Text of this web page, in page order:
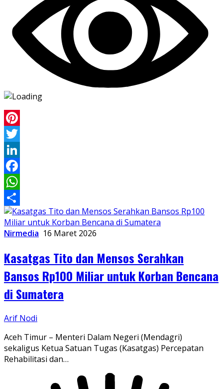
Pinterest
Twitter
LinkedIn
Facebook
WhatsApp
Share
Nirmedia 16 Maret 2026
Kasatgas Tito dan Mensos Serahkan
Bansos Rp100 Miliar untuk Korban Bencana
di Sumatera
Arif Nodi
Aceh Timur – Menteri Dalam Negeri (Mendagri)
sekaligus Ketua Satuan Tugas (Kasatgas) Percepatan
Rehabilitasi dan…